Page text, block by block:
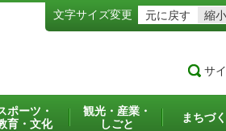
文字サイズ変更 元に戻す 縮小
サ
ポーツ・
育・文化
観光・産業・
しごと
まちづ